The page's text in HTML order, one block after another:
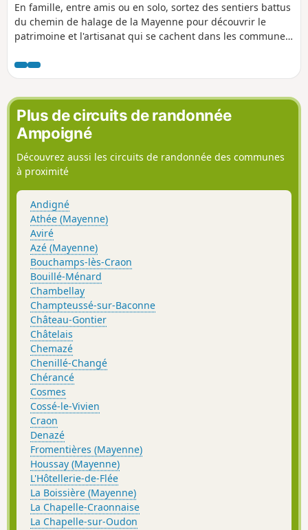
En famille, entre amis ou en solo, sortez des sentiers battus
du chemin de halage de la Mayenne pour découvrir le
patrimoine et l'artisanat qui se cachent dans les communes
Plus de circuits de randonnée
Ampoigné
Découvrez aussi les circuits de randonnée des communes
à proximité
Andigné
Athée (Mayenne)
Aviré
Azé (Mayenne)
Bouchamps-lès-Craon
Bouillé-Ménard
Chambellay
Champteussé-sur-Baconne
Château-Gontier
Châtelais
Chemazé
Chenillé-Changé
Chérancé
Cosmes
Cossé-le-Vivien
Craon
Denazé
Fromentières (Mayenne)
Houssay (Mayenne)
L'Hôtellerie-de-Flée
La Boissière (Mayenne)
La Chapelle-Craonnaise
La Chapelle-sur-Oudon